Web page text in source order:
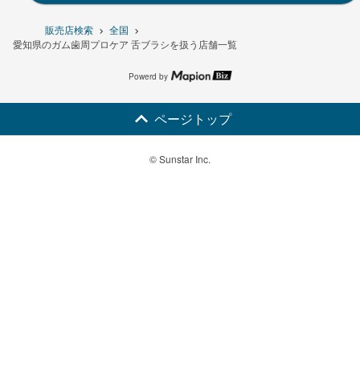
販売店検索
全国
愛知県のガム歯周プロケア 舌ブラシを扱う店舗一覧
Powerd by
ページトップ
© Sunstar Inc.